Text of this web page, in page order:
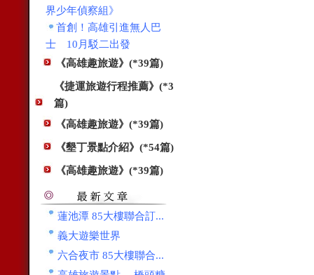
界少年偵察組》
首創！高雄引進無人巴
士 10月駁二出發
《高雄趣旅遊》(*39篇)
《捷運旅遊行程推薦》(*3
篇)
《高雄趣旅遊》(*39篇)
《墾丁景點介紹》(*54篇)
《高雄趣旅遊》(*39篇)
蓮池潭 85大樓聯合訂...
義大遊樂世界
六合夜市 85大樓聯合...